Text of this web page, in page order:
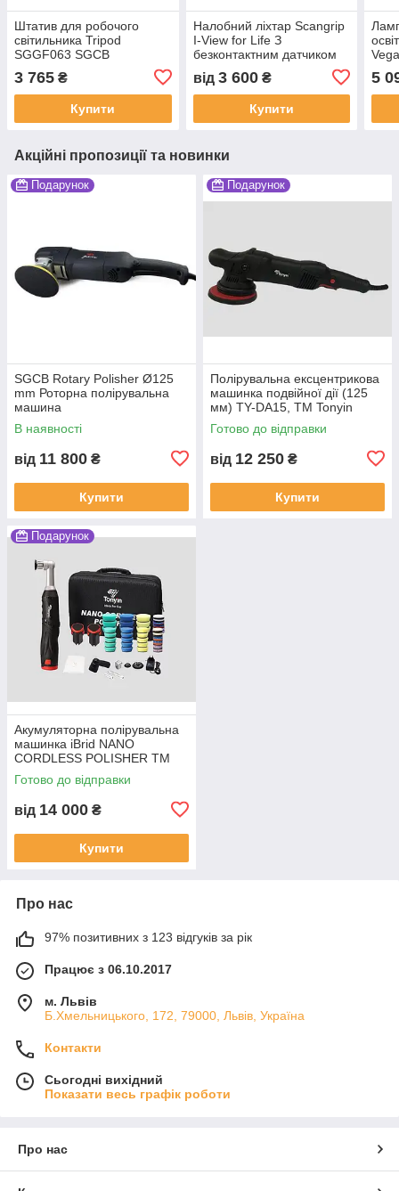
Штатив для робочого
світильника Tripod
SGGF063 SGCB
3 765 ₴
Купити
Налобний ліхтар Scangrip
I-View for Life З
безконтактним датчиком
та тривалим часом роботи
від 3 600₴
Купити
5
Акційні пропозиції та новинки
Подарунок
SGCB Rotary Polisher Ø125
mm Роторна полірувальна
машина
В наявності
від 11 800 ₴
Купити
Подарунок
Полірувальна ексцентрикова
машинка подвійної дії (125
мм) TY-DA15, ТМ Tonyin
Готово до відправки
від 12 250 ₴
Купити
Подарунок
Акумуляторна полірувальна
машинка iBrid NANO
CORDLESS POLISHER TM
Tonyin
Готово до відправки
від 14 000 ₴
Купити
Про нас
97% позитивних з 123 відгуків за рік
Працює з 06.10.2017
м. Львів
Б.Хмельницького, 172, 79000, Львів, Україна
Контакти
Сьогодні вихідний
Показати весь графік роботи
Про нас